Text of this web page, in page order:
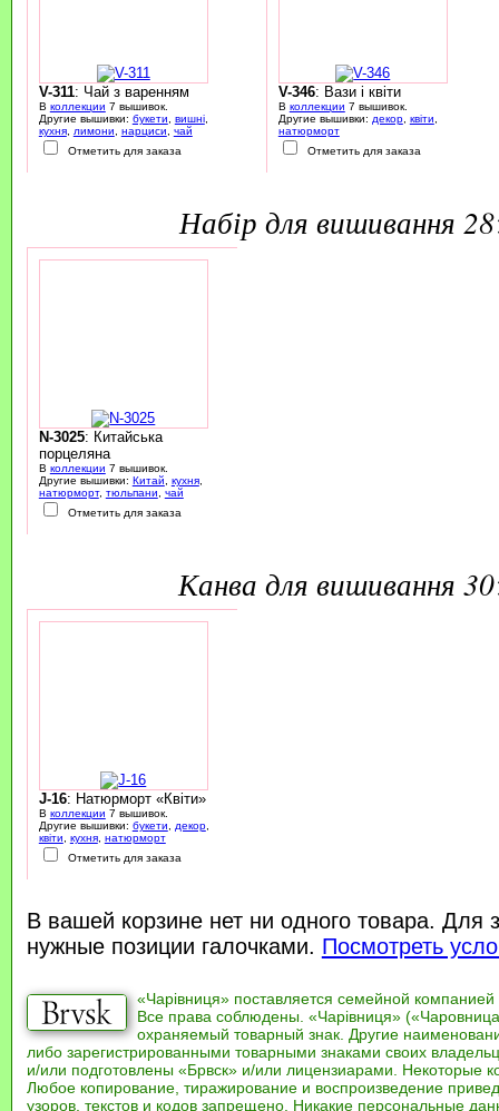
V-311: Чай з варенням
В коллекции 7 вышивок.
Другие вышивки: букети, вишні,
кухня, лимони, нарциси, чай
Отметить для заказа
V-346: Вази і квіти
В коллекции 7 вышивок.
Другие вышивки: декор, квіти,
натюрморт
Отметить для заказа
набір для вишивання
N-3025: Китайська
порцеляна
В коллекции 7 вышивок.
Другие вышивки: Китай кухня,
натюрморт, тюльпани
чай
Отметить для заказа
канва для вишивання
J-16: Натюрморт «Квіти»
В коллекции 7 вышивок.
Другие вышивки: букети декор,
квіти
кухня, натюрморт
Отметить для заказа
В вашей корзине нет ни одного товара. Для
нужные позиции галочками. Посмотреть
«Чарівниця» поставляется семейной компанией
Все права соблюдены. «Чарівниця»
охраняемый товарный знак. Другие
либо зарегистрированными товарными знаками своих
и/или подготовлены «Брвск» и/или лицензиарами. Некоторые
Любое копирование, тиражирование и воспроизведение
узоров, текстов и кодов запрещено. Никакие персональные